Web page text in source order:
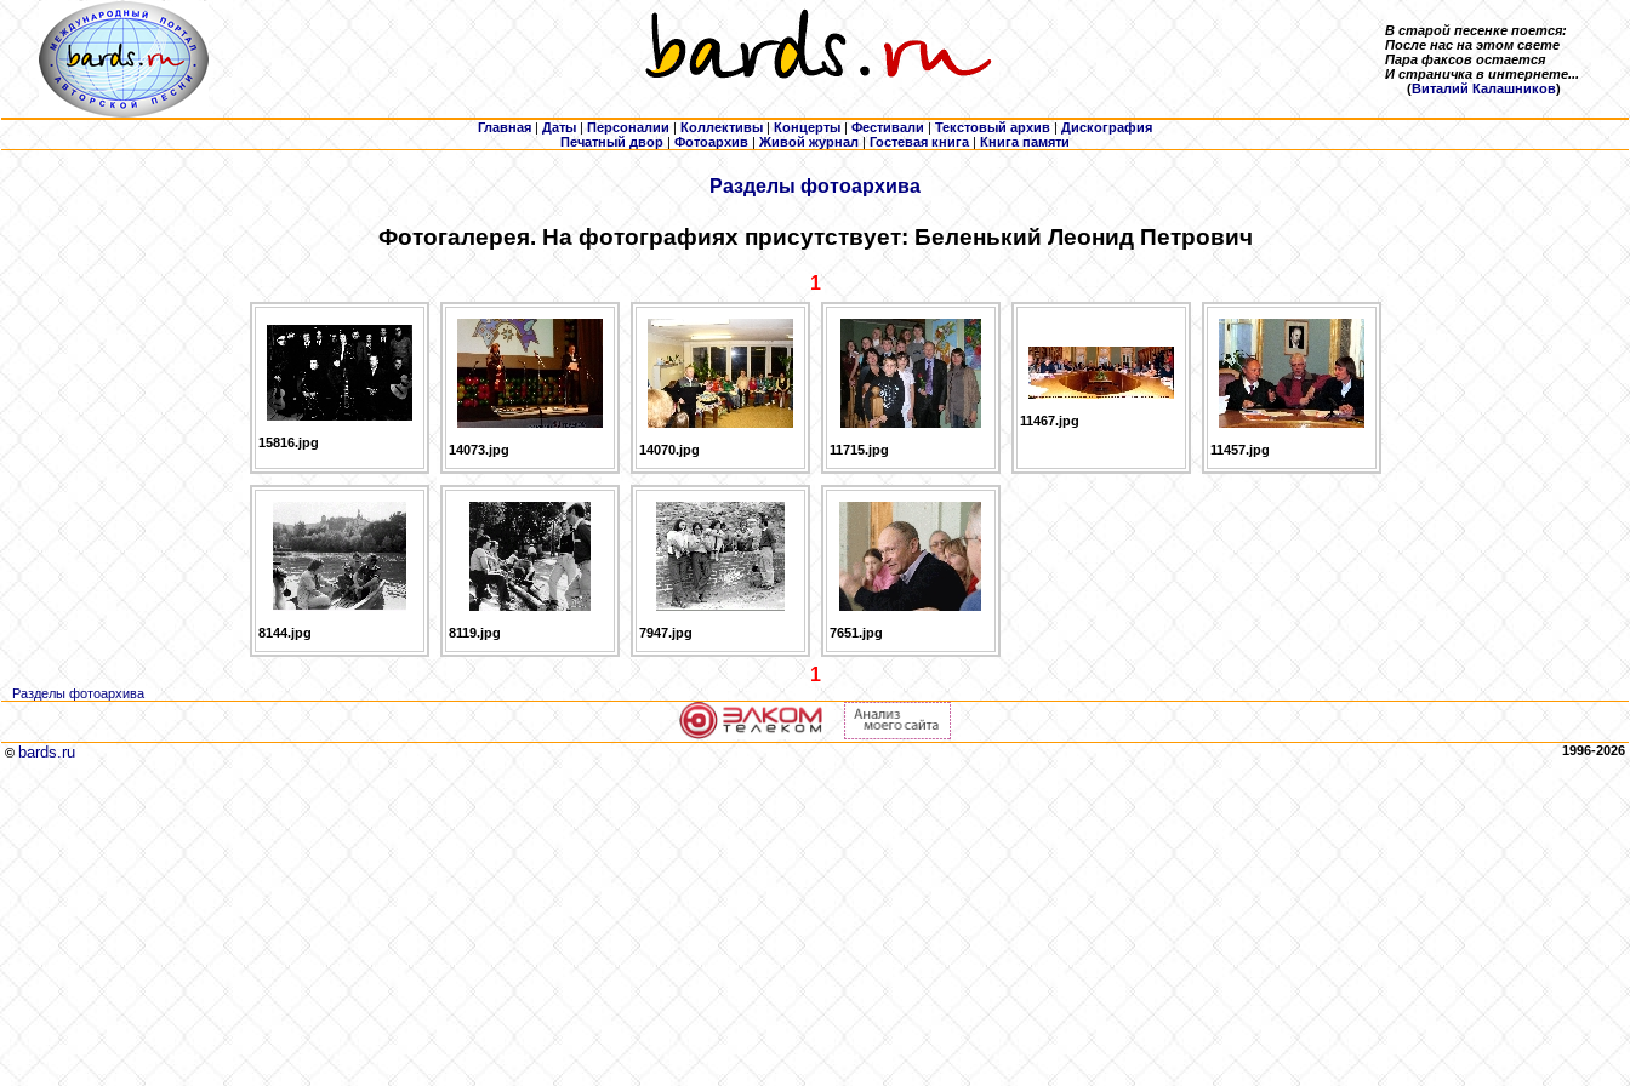
В старой песенке поется:
После нас на этом свете
Пара факсов остается
И страничка в интернете...
(Виталий Калашников)
Главная | Даты | Персоналии | Коллективы | Концерты | Фестивали | Текстовый архив | Дискография
Печатный двор | Фотоархив | Живой журнал |Гостевая книга | Книга памяти
Разделы фотоархива
Фотогалерея. На фотографиях присутствует: Беленький Леонид Петрович
1
15816.jpg 14073.jpg 14070.jpg 11715.jpg
11467.jpg
11457.jpg
8144.jpg 8119.jpg 7947.jpg 7651.jpg
1
Разделы фотоархива
© bards.ru 1996-2026